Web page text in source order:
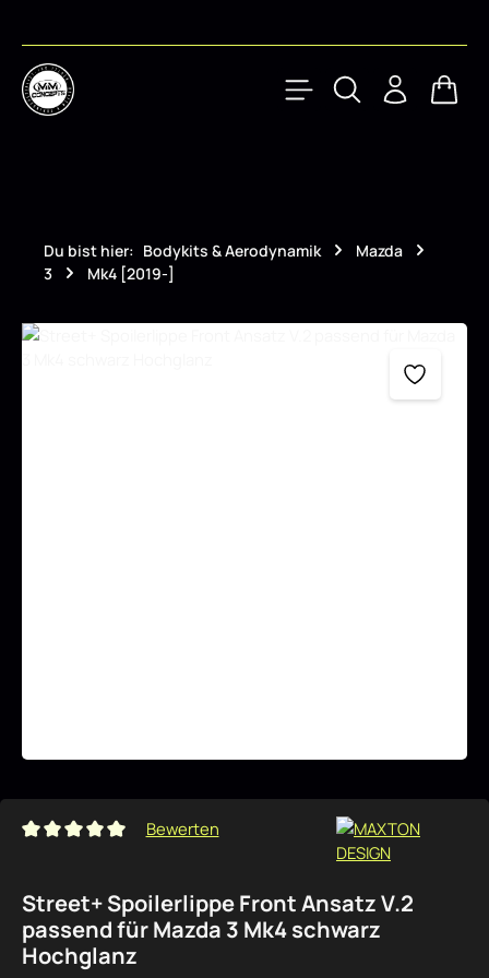
Du bist hier: Bodykits & Aerodynamik
Mazda
3
Mk4 [2019-]
Bildergalerie überspringen
Durchschnittliche Bewertung von 0 von 5 Sternen
Bewerten
Street+ Spoilerlippe Front Ansatz V.2
passend für Mazda 3 Mk4 schwarz
Hochglanz